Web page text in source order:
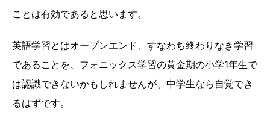
ことは有効であると思います。
英語学習とはオープンエンド、すなわち終わりなき学習
であることを、フォニックス学習の黄金期の小学1年生で
は認識できないかもしれませんが、中学生なら自覚でき
るはずです。